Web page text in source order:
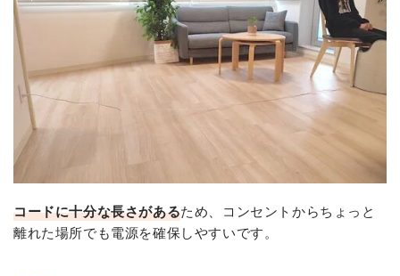
コードに十分な長さがあるため、コンセントからちょっと
離れた場所でも電源を確保しやすいです。